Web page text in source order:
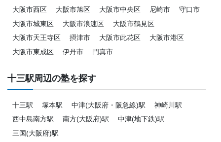
大阪市西区
大阪市旭区 大阪市中央区 尼崎市
守口市
大阪市城東区
大阪市浪速区
大阪市鶴見区
大阪市天王寺区
摂津市 大阪市此花区
大阪市港区
大阪市東成区
伊丹市 門真市
十三駅周辺の塾を探す
十三駅 塚本駅 中津(大阪府・阪急線)駅
神崎川駅
西中島南方駅
南方(大阪府)駅
中津(地下鉄)駅
三国(大阪府)駅